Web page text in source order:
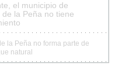
el municipio de
de la Peña no tiene
la Peña no forma parte de
natural